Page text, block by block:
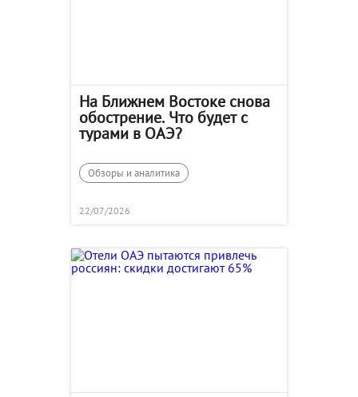
На Ближнем Востоке снова
обострение. Что будет с
турами в ОАЭ?
Обзоры и аналитика
22/07/2026